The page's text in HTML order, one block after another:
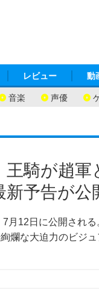
音楽 声優
レビュー 動
騎が趙軍
予告が公
月12日に公開され
爛な大迫力のビジ